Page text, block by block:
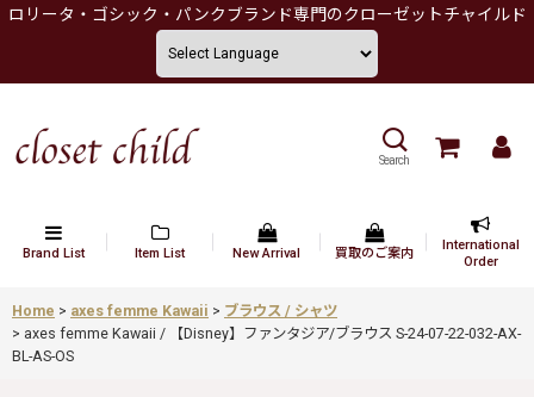
ロリータ・ゴシック・パンクブランド専門のクローゼットチャイルド
Search
Brand List Item List New Arrival 買取のご案内
International
Order
Home > axes femme Kawaii > ブラウス / シャツ
> axes femme Kawaii / 【Disney】ファンタジア/ブラウス S-24-07-22-032-AX-
BL-AS-OS